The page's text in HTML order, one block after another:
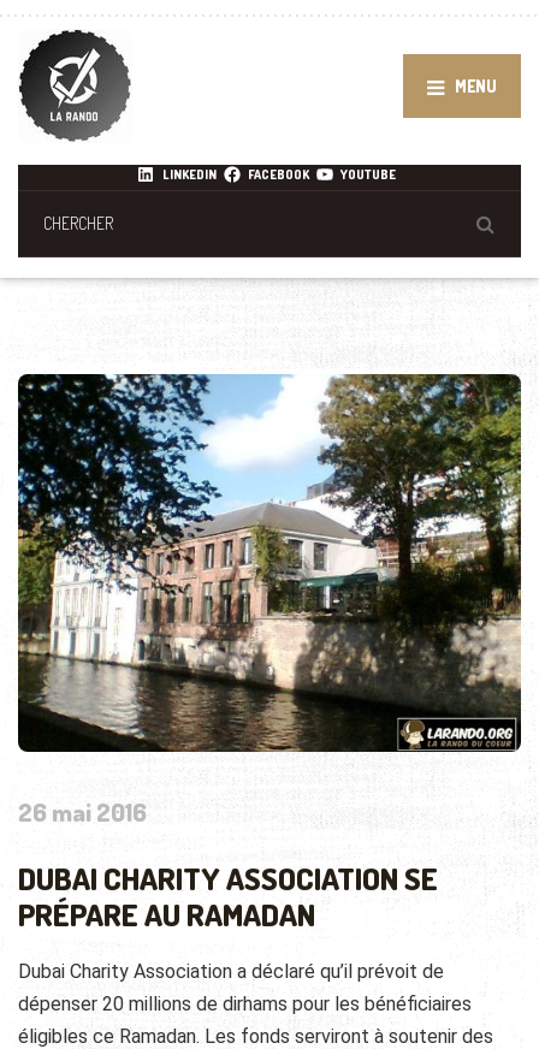
MENU
LINKEDIN FACEBOOK YOUTUBE
26 mai 2016
DUBAI CHARITY ASSOCIATION SE
PRÉPARE AU RAMADAN
Dubai Charity Association a déclaré qu’il prévoit de
dépenser 20 millions de dirhams pour les bénéficiaires
éligibles ce Ramadan. Les fonds serviront à soutenir des